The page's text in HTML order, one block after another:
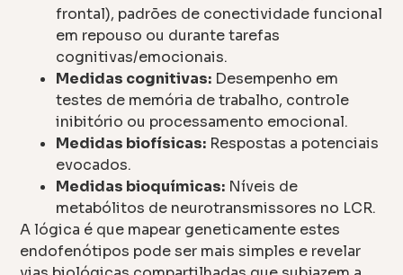
frontal), padrões de conectividade funcional
em repouso ou durante tarefas
cognitivas/emocionais.
Medidas cognitivas: Desempenho em
testes de memória de trabalho, controle
inibitório ou processamento emocional.
Medidas biofísicas: Respostas a potenciais
evocados.
Medidas bioquímicas: Níveis de
metabólitos de neurotransmissores no LCR.
A lógica é que mapear geneticamente estes
endofenótipos pode ser mais simples e revelar